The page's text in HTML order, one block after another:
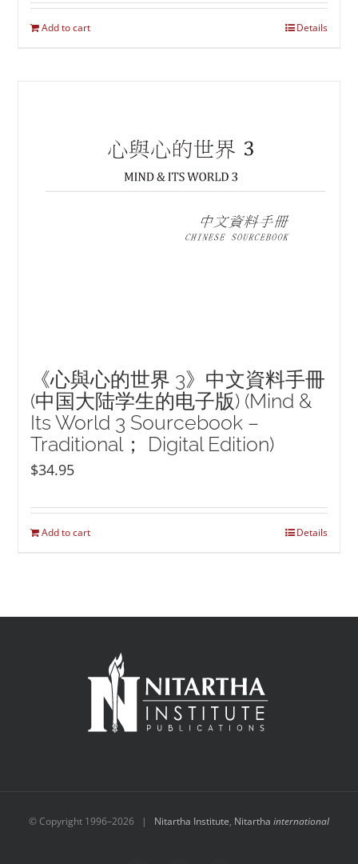
Add to cart Details
《心與心的世界 3》中文資料手冊
(中国大陆学生的电子版) (Mind &
Its World 3 Sourcebook –
Traditional； Digital Edition)
$34.95
Add to cart Details
© Copyright 1996–2026 | Nitartha Institute, Nitartha international